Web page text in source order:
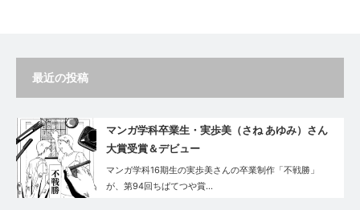
最近の投稿
マンガ学科卒業生・実歩美（さね あゆみ）さん
大賞受賞＆デビュー
マンガ学科16期生の実歩美さんの卒業制作「不戦勝」
が、第94回ちばてつや賞…